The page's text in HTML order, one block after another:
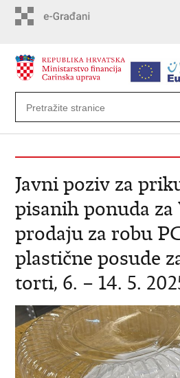
Javni poziv za
pisanih ponuda
prodaju za robu
plastične posude
torti, 6. – 14. 5.